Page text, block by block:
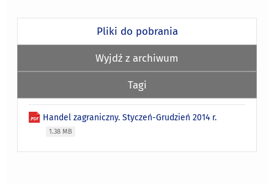
Pliki do pobrania
Wyjdź z archiwum
Tagi
Handel zagraniczny. Styczeń-Grudzień 2014 r.
1.38 MB